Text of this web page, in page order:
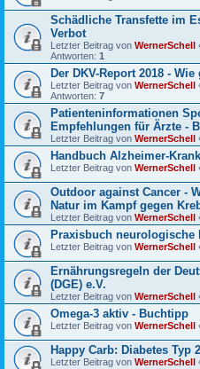
Schädliche Transfette im
Verbot
Letzter Beitrag von WernerSchell
Antworten: 1
Der DKV-Report 2018 -
Letzter Beitrag von WernerSchell
Antworten: 7
Patienteninformationen
Empfehlungen für Ärzte -
Letzter Beitrag von WernerSchell
Handbuch Alzheimer-
Letzter Beitrag von WernerSchell
Outdoor against Cancer -
Natur im Kampf gegen
Letzter Beitrag von WernerSchell
Praxisbuch neurologische
Letzter Beitrag von WernerSchell
Ernährungsregeln der
(DGE) e.V.
Letzter Beitrag von WernerSchell
Omega-3 aktiv - Buchtipp
Letzter Beitrag von WernerSchell
Happy Carb: Diabetes
Letzter Beitrag von WernerSchell